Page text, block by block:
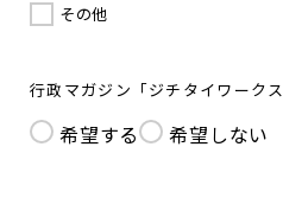
その他
行政マガジン「ジチタイワーク
希望する 希望しない